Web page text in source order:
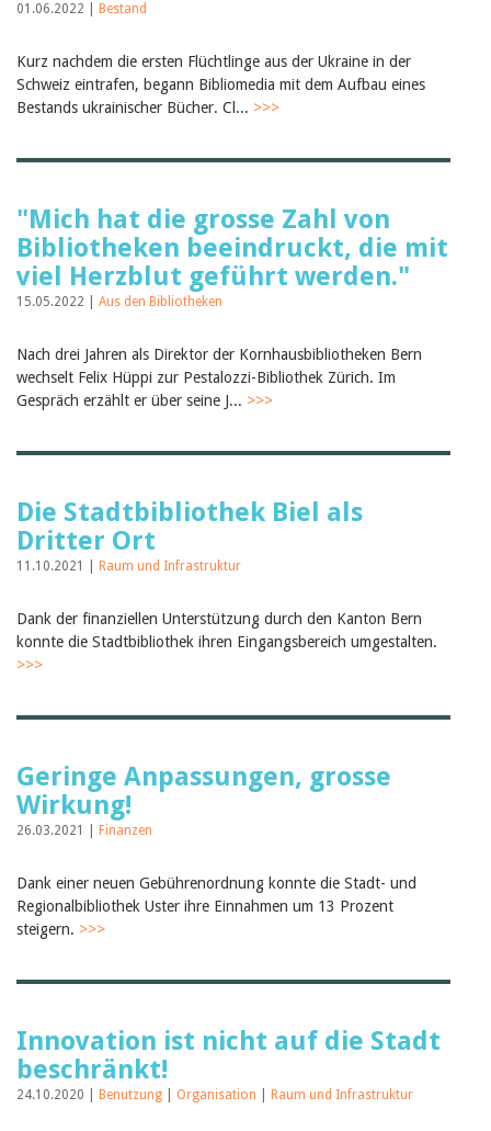
01.06.2022 | Bestand
Kurz nachdem die ersten Flüchtlinge aus der Ukraine in der
Schweiz eintrafen, begann Bibliomedia mit dem Aufbau eines
Bestands ukrainischer Bücher. Cl... >>>
"Mich hat die grosse Zahl von
Bibliotheken beeindruckt, die mit
viel Herzblut geführt werden."
15.05.2022 | Aus den Bibliotheken
Nach drei Jahren als Direktor der Kornhausbibliotheken Bern
wechselt Felix Hüppi zur Pestalozzi-Bibliothek Zürich. Im
Gespräch erzählt er über seine J... >>>
Die Stadtbibliothek Biel als
Dritter Ort
11.10.2021 | Raum und Infrastruktur
Dank der finanziellen Unterstützung durch den Kanton Bern
konnte die Stadtbibliothek ihren Eingangsbereich umgestalten.
>>>
Geringe Anpassungen, grosse
Wirkung!
26.03.2021 | Finanzen
Dank einer neuen Gebührenordnung konnte die Stadt- und
Regionalbibliothek Uster ihre Einnahmen um 13 Prozent
steigern. >>>
Innovation ist nicht auf die Stadt
beschränkt!
24.10.2020 | Benutzung Organisation Raum und Infrastruktur